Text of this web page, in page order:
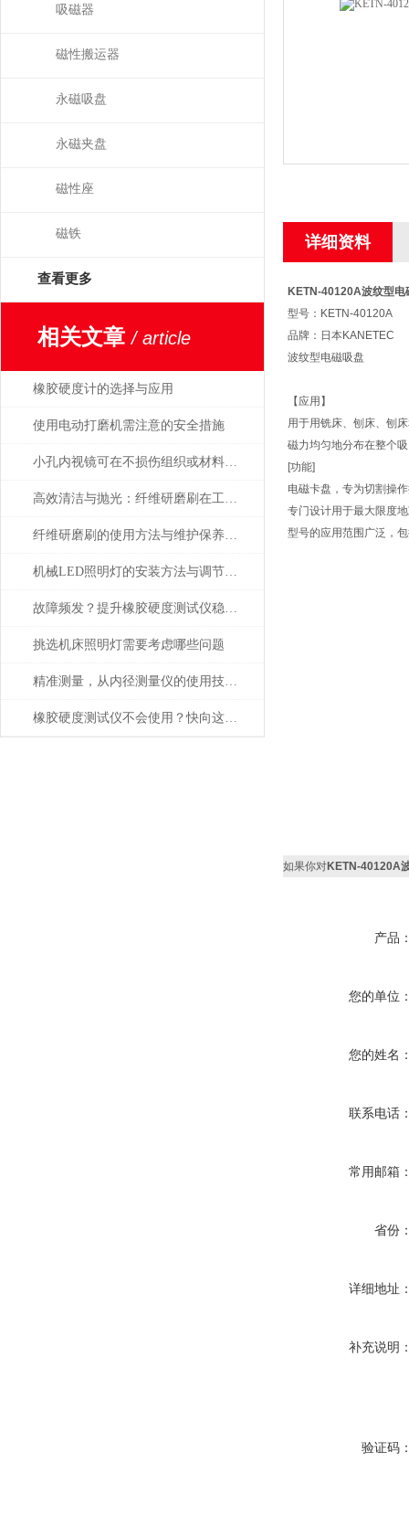
吸磁器
磁性搬运器
永磁吸盘
永磁夹盘
磁性座
磁铁
查看更多
相关文章/ article
橡胶硬度计的选择与应用
使用电动打磨机需注意的安全措施
小孔内视镜可在不损伤组织或材料的情况下进行观察
高效清洁与抛光：纤维研磨刷在工业中的重要作用
纤维研磨刷的使用方法与维护保养要点
机械LED照明灯的安装方法与调节方式
故障频发？提升橡胶硬度测试仪稳定性的建议
挑选机床照明灯需要考虑哪些问题
精准测量，从内径测量仪的使用技巧开始
橡胶硬度测试仪不会使用？快向这里看过来
详细资料
KETN-40120A波纹型
型号：KETN-40120A
品牌：日本KANETEC
波纹型电磁吸盘
【应用】
用于用铣床、刨床、刨
磁力均匀地分布在整个
[功能]
电磁卡盘，专为切割操
专门设计用于最大限度
型号的应用范围广泛，
如果你对KETN-40120A
产品
您的单位
您的姓名
联系电话
常用邮箱
省份
详细地址
补充说明
验证码